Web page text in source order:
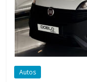
Autos